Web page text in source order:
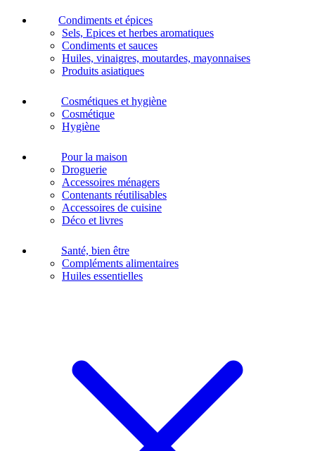
Condiments et épices
Sels, Epices et herbes aromatiques
Condiments et sauces
Huiles, vinaigres, moutardes, mayonnaises
Produits asiatiques
Cosmétiques et hygiène
Cosmétique
Hygiène
Pour la maison
Droguerie
Accessoires ménagers
Contenants réutilisables
Accessoires de cuisine
Déco et livres
Santé, bien être
Compléments alimentaires
Huiles essentielles